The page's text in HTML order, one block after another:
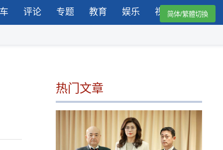
评论 专题 教育 娱乐 视频简体/繁體切換
热门文章